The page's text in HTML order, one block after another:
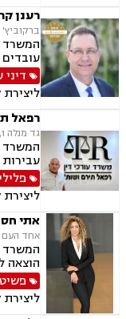
רענן
ברקוביץ' 4, מגדל המוזאון, תל-אביב
המשרד
עובדים
תנועה,
רפאל
גד מנלה 1, כניסה 1 קומה 4, נתניה
המשרד
עבירות
פסילת
הסכמי
אתי
אחד העם 9 בית קורן 2, חדרה
המשרד
הוצאה
משפחה,